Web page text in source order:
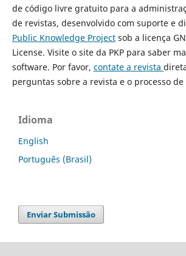
de código livre gratuito para a
de revistas, desenvolvido com suporte e
Public Knowledge Projectsob a licença
License. Visite o site da PKP para saber
software. Por favor, contate a revista
perguntas sobre a revista e o processo de
Idioma
English
Português (Brasil)
Enviar Submissão